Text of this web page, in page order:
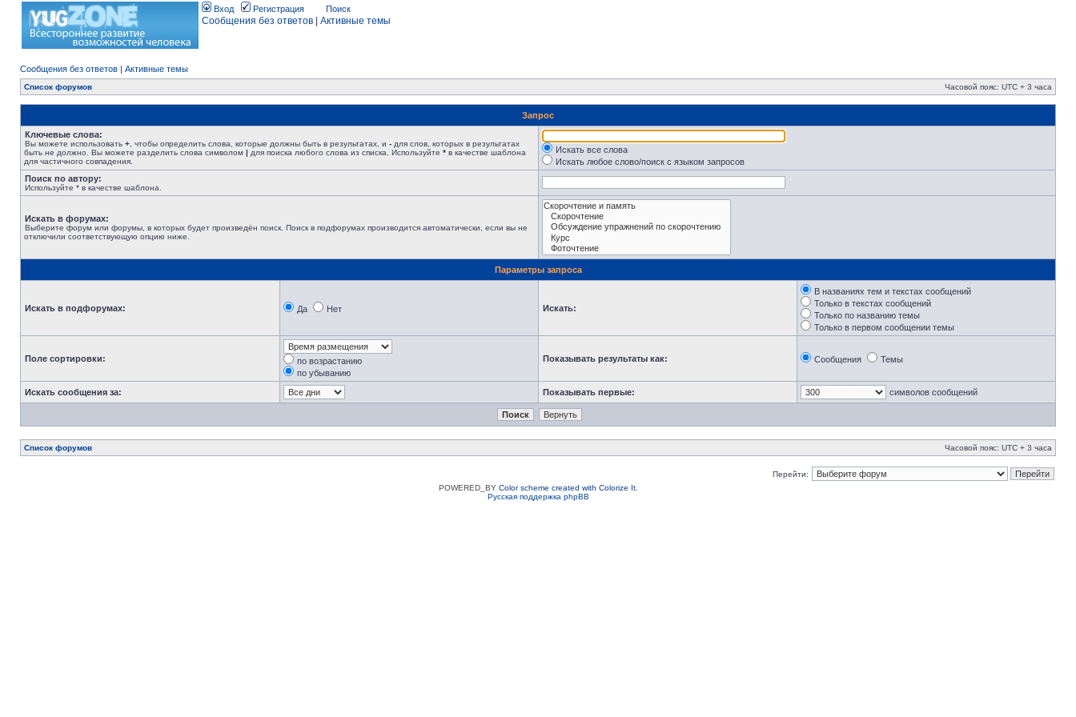
Вход Регистрация Поиск
Сообщения без ответов Активные темы
Сообщения без ответов | Активные темы
Список форумов Часовой пояс: UTC + 3 часа
Запрос
Ключевые слова:
Вы можете использовать + , чтобы определить слова, которые должны быть в результатах, и - для слов, которых в результатах
быть не должно. Вы можете разделить слова символом | для поиска любого слова из списка. Используйте * в качестве шаблона
для частичного совпадения.
Искать все слова
Искать любое слово/поиск с языком запросов
Поиск по автору:
Используйте * в качестве шаблона.
Искать в форумах:
Выберите форум или форумы, в которых будет произведён поиск. Поиск в подфорумах производится автоматически, если вы не
отключили соответствующую опцию ниже.
Параметры запроса
Искать в подфорумах: Да Нет Искать:
В названиях тем и текстах сообщений
Только в текстах сообщений
Только по названию темы
Только в первом сообщении темы
Поле сортировки:
по возрастанию
по убыванию
Показывать результаты как: Сообщения Темы
Искать сообщения за: Показывать первые: символов сообщений
Список форумов Часовой пояс: UTC + 3 часа
Перейти:
POWERED_BY Color scheme created with Colorize It.
Русская поддержка phpBB